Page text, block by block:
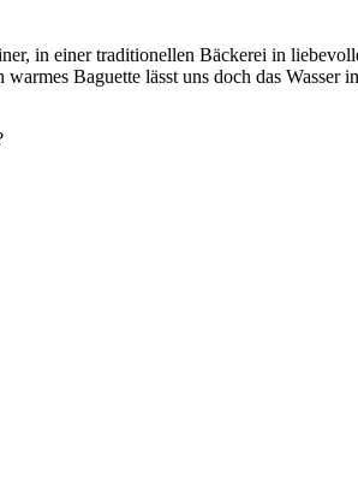
in einer traditionellen Bäckerei in
Baguette lässt uns doch das Wasser